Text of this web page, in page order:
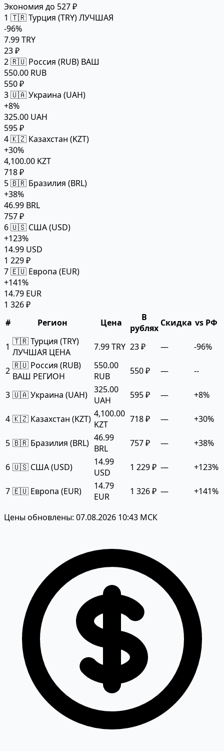
Экономия до 527 ₽
1 🇹🇷 Турция (TRY)ЛУЧШАЯ
-96%
7.99 TRY
23 ₽
2🇷🇺 Россия (RUB) ВАШ
550.00 RUB
550 ₽
3🇺🇦 Украина (UAH)
+8%
325.00 UAH
595 ₽
4🇰🇿 Казахстан (KZT)
+30%
4,100.00 KZT
718 ₽
5🇧🇷 Бразилия (BRL)
+38%
46.99 BRL
757 ₽
6🇺🇸 США (USD)
+123%
14.99 USD
1 229 ₽
7🇪🇺 Европа (EUR)
+141%
14.79 EUR
1 326 ₽
#
Регион Цена
В
рублях Скидка vs РФ
1 🇹🇷 Турция (TRY)
ЛУЧШАЯ ЦЕНА
7.99 TRY 23 ₽ — -96%
2 🇷🇺 Россия (RUB)
ВАШ РЕГИОН
550.00
RUB
550 ₽ — --
3 🇺🇦 Украина (UAH) 325.00
UAH
595 ₽ — +8%
4 🇰🇿 Казахстан (KZT) 4,100.00
KZT
718 ₽ — +30%
5 🇧🇷 Бразилия (BRL) 46.99
BRL
757 ₽ — +38%
6 🇺🇸 США (USD)
14.99
USD
1 229 ₽ — +123%
7 🇪🇺 Европа (EUR)
14.79
EUR
1 326 ₽ — +141%
Цены обновлены: 07.08.2026 10:43 МСК